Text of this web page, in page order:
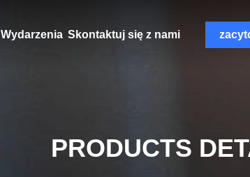
Wydarzenia Skontaktuj się z nami
PRODUCTS